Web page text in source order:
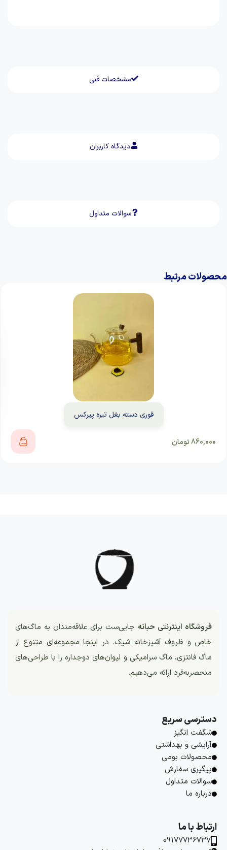
مشخصات فنی
دیدگاه کاربران
سوالات متداول
محصولات مرتبط
قوری دسته بغل تیره پیرکس
860,000تومان
فروشگاه اینترنتی حبانه جایی‌ست برای علاقه‌مندان به ماگ‌های
خاص و ظروف آشپزخانه شیک. در اینجا مجموعه‌ای متنوع از
ماگ فانتزی، ماگ سرامیکی و لیوان‌های دوجداره را با طراحی‌های
منحصربه‌فرد ارائه می‌دهیم.
دسترسی سریع
شگفت انگیز
آرایشی و بهداشتی
محصولات بومی
پیگیری سفارش
سوالات متداول
درباره ما
ارتباط با ما
09177736737